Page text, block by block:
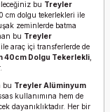
bu Treyler
cm dolgu tekerlekleri ile
zeminlerde batma
bu Treyler
ile araç içi transferlerde de
40cm Dolgu Tekerlekli
bu Treyler Alüminyum
kullanımına hem de
dayanıklıktadır. Her bir